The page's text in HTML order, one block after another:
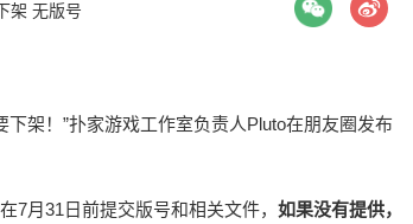
架 无版号
架！”扑家游戏工作室负责人Pluto在朋友圈发布
7月31日前提交版号和相关文件， 如果没有提供，